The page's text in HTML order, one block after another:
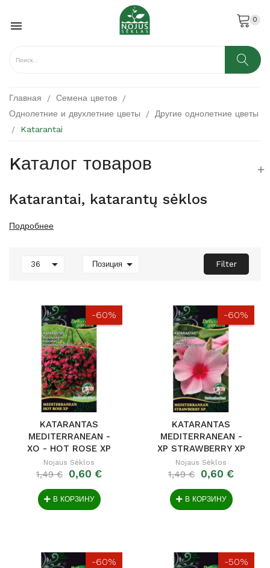
 0
Главная
Семена цветов
Однолетние и двухлетние цветы
Другие однолетние цветы
Katarantai
Kаталог товаров 
Katarantai, katarantų sėklos
Подробнее
36  Позиция  Filter
-60%
KATARANTAS
MEDITERRANEAN -
XO - HOT ROSE XP
Nojaus Sėklos
1,49 € 0,60 €
В КОРЗИНУ
-60%
KATARANTAS
MEDITERRANEAN -
XP STRAWBERRY XP
Nojaus Sėklos
1,49 € 0,60 €
В КОРЗИНУ
-60% -50%